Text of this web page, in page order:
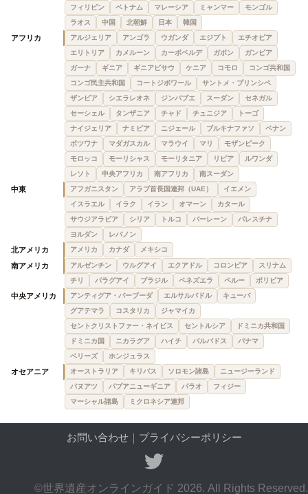
フィリピン
ベトナム マレーシア ミャンマー
モンゴル
ラオス
中国 北朝鮮 日本 韓国
アフリカ アルジェリア アンゴラ ウガンダ エジプト
エチオピア
エリトリア
カメルーン カーボベルデ ガボン
ガンビア
ガーナ
ギニア ギニアビサウ ケニア コモロ
コンゴ共和国
コンゴ民主共和国
コートジボワール
サントメ・プリンシペ
ザンビア
シエラレオネ ジンバブエ スーダン
セネガル
セーシェル
タンザニア チャド チュニジア
トーゴ
ナイジェリア
ナミビア ニジェール ブルキナファソ
ベナン
ボツワナ
マダガスカル マラウイ マリ
モザンビーク
モロッコ
モーリシャス モーリタニア リビア
ルワンダ
レソト
中央アフリカ 南アフリカ 南スーダン
中東 アフガニスタン アラブ首長国連邦（UAE）
イエメン
イスラエル
イラク イラン オマーン
カタール
サウジアラビア
シリア トルコ バーレーン
パレスチナ
ヨルダン
レバノン
北アメリカ アメリカ カナダ メキシコ
南アメリカ アルゼンチン ウルグアイ エクアドル コロンビア
スリナム
チリ
パラグアイ ブラジル ベネズエラ ペルー ボリビア
中央アメリカ アンティグア・バーブーダ エルサルバドル
キューバ
グアテマラ
コスタリカ
ジャマイカ
セントクリストファー・ネイビス
セントルシア
ドミニカ共和国
ドミニカ国
ニカラグア ハイチ バルバドス
パナマ
ベリーズ
ホンジュラス
オセアニア オーストラリア キリバス ソロモン諸島
ニュージーランド
バヌアツ
パプアニューギニア パラオ
フィジー
マーシャル諸島
ミクロネシア連邦
お問い合わせ｜ プライバシーポリシー
©世界遺産オンラインガイド 2026. All Rights Reserved.